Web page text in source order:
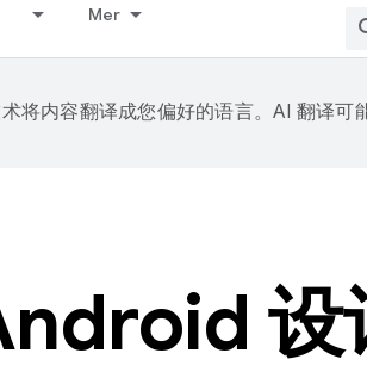
Mer
将内容翻译成您偏好的语言。AI 翻译可
设